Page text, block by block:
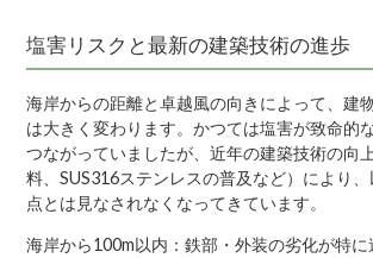
塩害リスクと最新の建築技術の進歩
海岸からの距離と卓越風の向きによって、建
は大きく変わります。かつては塩害が致命的
つながっていましたが、近年の建築技術の向
料、SUS316ステンレスの普及など）により
点とは見なされなくなってきています。
海岸から100m以内：鉄部・外装の劣化が特に